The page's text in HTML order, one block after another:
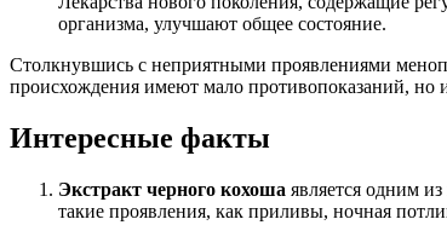
организма, улучшают общее состояние.
Столкнувшись с неприятными проявлениями
происхождения имеют мало противопоказаний, но
Интересные факты
Экстракт черного кохоша является одним
такие проявления, как приливы, ночная